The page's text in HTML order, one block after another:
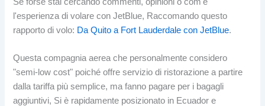
l'esperienza di volare con JetBlue, Raccomando questo
rapporto di volo: Da Quito a Fort Lauderdale con JetBlue.
Questa compagnia aerea che personalmente considero
"semi-low cost" poiché offre servizio di ristorazione a partire
dalla tariffa più semplice, ma fanno pagare per i bagagli
aggiuntivi, Si è rapidamente posizionato in Ecuador e